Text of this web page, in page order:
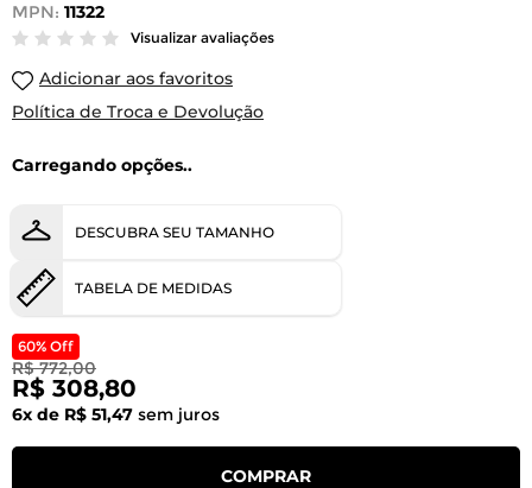
MPN: 11322
Visualizar avaliações
Adicionar aos favoritos
Política de Troca e Devolução
Carregando opções..
DESCUBRA SEU TAMANHO
TABELA DE MEDIDAS
60% Off
R$ 772,00
R$ 308,80
6x de R$ 51,47 sem juros
COMPRAR